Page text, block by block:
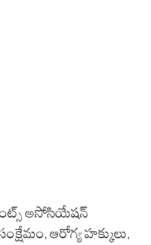
అసోసియేషన్‌
ఆరోగ్య హక్కులు,